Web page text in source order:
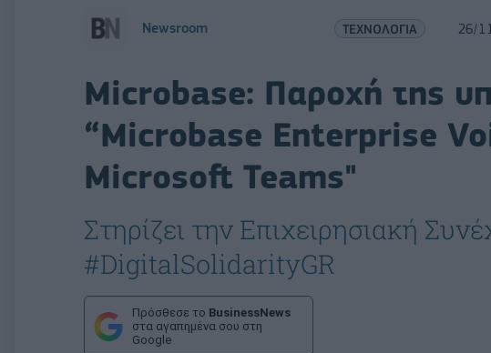
Newsroom ΤΕΧΝΟΛΟΓΙΑ 26/
Microbase: Παροχή της
“Microbase Enterprise
Microsoft Teams"
Στηρίζει την Επιχειρησιακή
#DigitalSolidarityGR
Πρόσθεσε το BusinessNews
στα αγαπημένα σου στη
Google